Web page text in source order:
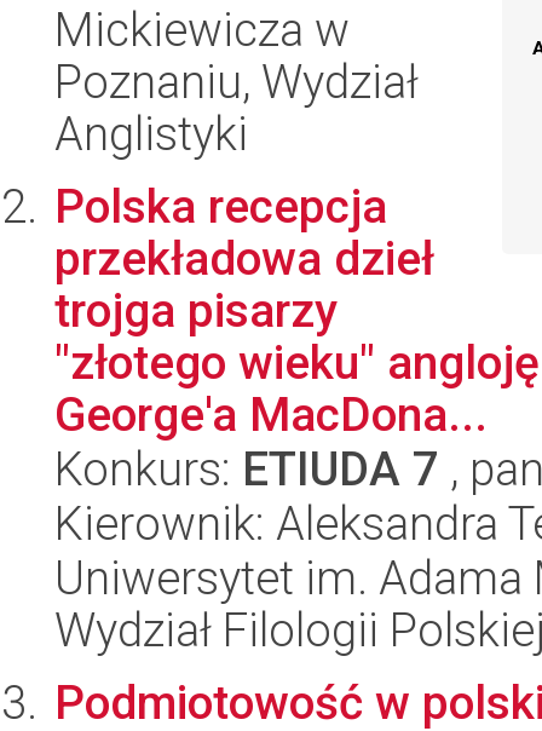
Mickiewicza w
Poznaniu, Wydział
Anglistyki
Polska recepcja
przekładowa dzieł
trojga pisarzy
"złotego wieku"
George'a MacDona...
Konkurs: ETIUDA 7 ,
Kierownik: Aleksandra
Uniwersytet im.
Wydział Filologii
Podmiotowość w